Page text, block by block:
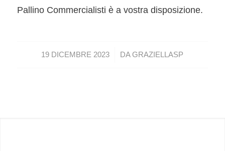
Pallino Commercialisti è a vostra disposizione.
19 DICEMBRE 2023
/ DAGRAZIELLASP